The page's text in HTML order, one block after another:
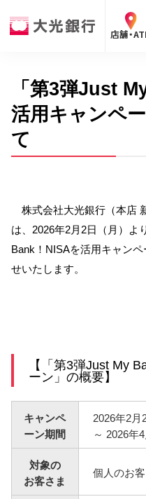
店舗・
手数料個人のお
デビット会
（デビットカードをご利
サービスのご案内
たいこうインタ
たいこう
（たいこうNaviをご利
サービスのご案内
※たいこうNaviはウェルスナビ株式会社
これより先のページは、ウェルスナビ株
す。
「第3弾Just
活用キャンペ
て
株式会社大光銀行（本店
は、2026年2月2日（月）よ
Bank！NISAを活用キャン
せいたします。
【「第3弾Just My
ーン」の概要】
キャンペ
ーン期間
2026年2月
～ 2026年
対象の
お客さま
個人のお